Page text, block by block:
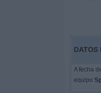
DATOS
A fecha
equipo